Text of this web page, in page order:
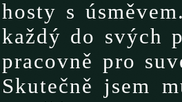
hosty s
každý do svých
pracovně pro
Skutečně jsem